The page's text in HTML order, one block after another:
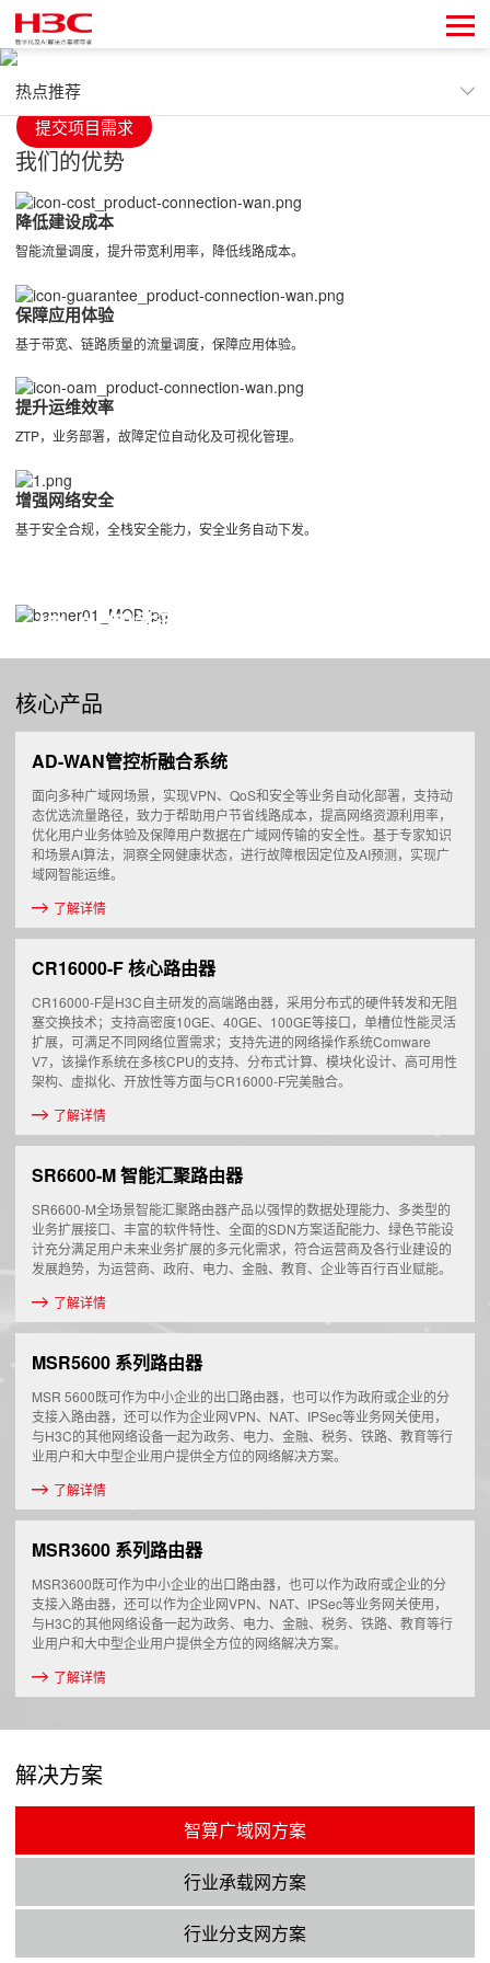
以应用驱动、汇智联接、构建数字化新联接为宗旨，基于云原
生架构打造低成本、优体验、简运维、高安全的智能广域网。
提交项目需求
热点推荐
解决方案
成功案例
新闻动态
相关资源
我们的优势
降低建设成本
智能流量调度，提升带宽利用率，降低线路成本。
保障应用体验
基于带宽、链路质量的流量调度，保障应用体验。
提升运维效率
ZTP，业务部署，故障定位自动化及可视化管理。
增强网络安全
基于安全合规，全栈安全能力，安全业务自动下发。
IPv6+智能联接解决方案
融合可信的网络发展基石，全面使能百行百业向数字
化、智能化的转型。
了解详情
核心产品
AD-WAN管控析融合系统
面向多种广域网场景，实现VPN、QoS和安全等业务自动化部署，支持动
态优选流量路径，致力于帮助用户节省线路成本，提高网络资源利用率，
优化用户业务体验及保障用户数据在广域网传输的安全性。基于专家知识
和场景AI算法，洞察全网健康状态，进行故障根因定位及AI预测，实现广
域网智能运维。
了解详情
CR16000-F 核心路由器
CR16000-F是H3C自主研发的高端路由器，采用分布式的硬件转发和无阻
塞交换技术；支持高密度10GE、40GE、100GE等接口，单槽位性能灵活
扩展，可满足不同网络位置需求；支持先进的网络操作系统Comware
V7，该操作系统在多核CPU的支持、分布式计算、模块化设计、高可用性
架构、虚拟化、开放性等方面与CR16000-F完美融合。
了解详情
SR6600-M 智能汇聚路由器
SR6600-M全场景智能汇聚路由器产品以强悍的数据处理能力、多类型的
业务扩展接口、丰富的软件特性、全面的SDN方案适配能力、绿色节能设
计充分满足用户未来业务扩展的多元化需求，符合运营商及各行业建设的
发展趋势，为运营商、政府、电力、金融、教育、企业等百行百业赋能。
了解详情
MSR5600 系列路由器
MSR 5600既可作为中小企业的出口路由器，也可以作为政府或企业的分
支接入路由器，还可以作为企业网VPN、NAT、IPSec等业务网关使用，
与H3C的其他网络设备一起为政务、电力、金融、税务、铁路、教育等行
业用户和大中型企业用户提供全方位的网络解决方案。
了解详情
MSR3600 系列路由器
MSR3600既可作为中小企业的出口路由器，也可以作为政府或企业的分
支接入路由器，还可以作为企业网VPN、NAT、IPSec等业务网关使用，
与H3C的其他网络设备一起为政务、电力、金融、税务、铁路、教育等行
业用户和大中型企业用户提供全方位的网络解决方案。
了解详情
解决方案
智算广域网方案
行业承载网方案
行业分支网方案